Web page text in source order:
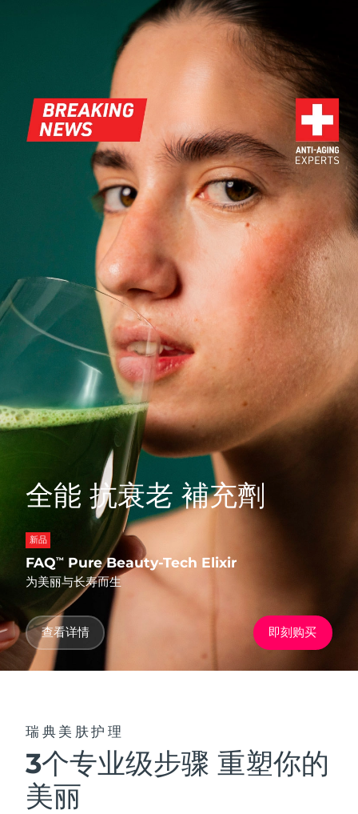
全能 抗衰老 補充劑
新品
FAQ™ Pure Beauty-Tech Elixir
为美丽与长寿而生
查看详情 即刻购买
瑞典美肤护理
3个专业级步骤 重塑你的
美丽
For travel or gym bag
LUNA™ 护肤
Premium cleansers & balm
LUNA™ 设备
All facial cleansing devices
All premium facelift devices
Portable red light therapy
面膜
Rejuvenation & hydration
UFO™ 设备
All deep facial hydration devices
For ages 0-3
issa™ Teeth Whitening Set
Dual LED + sonic device & 18% PAP gel
ISSA™ 设备
All silicone sonic toothbrushes
FAQ™ 103
Luxurious clinical anti-aging set
FAQ™ P1 Primer
Manuka honey primer
FAQ™护肤品
All FAQ™ skincare
FAQ™产品
All anti-aging treatments
FAQ™ 211
Anti-aging neck & décolleté LED mask
FAQ™ 221
Anti-aging LED hand mask
FAQ™护肤品
All FAQ™ skincare
FAQ™产品
All LED treatments
LED hair strengthening scalp massager
FAQ™ Scalp Serum
Scalp recovery probiotic serum
FAQ™护肤品
All FAQ™ skincare
FAQ™产品
All hair treatments
Full-Spectrum Red Light Therapy
FAQ™ 502
Full-Spectrum Red Light Therapy
FAQ™ Red Light Serum
FAQ™ skincare
All FAQ™ skincare
FAQ™ products
All toning treatments
专业治疗
PEACH™ 2 Pro Max
Professional IPL hair removal device
PEACH™ 2
IPL hair removal
PEACH™ 2 go
Travel-friendly IPL hair removal
PEACH™ Cooling Prep Gel
Cooling IPL hair removal gel
身体护理
BEAR™ 2 body
Microcurrent body toning
LUNA™ 4 body
Massaging body brush
SUPERCHARGED™ serum
Firming body serum
痘肌护理
ESPADA™ 2 plus
Recurring acne LED therapy
ESPADA™ 2
Acne treatment device
ESPADA™ Blemish Solution
Concentrated acne gel
ESPADA™ 设备
All acne treatment devices
BEAR™ 2 eyes & lips
Microcurrent line smoothing device
IRIS™ 2
Rejuvenating eye massager
眼部护肤
Advanced eye care treatment
眼部护理设备
All revitalizing eye massagers
毛孔护理
KIWI™ derma
Diamond microdermabrasion .
KIWI™
Blackhead remover
KIWI™ 皮肤护理
Advanced pore care essentials
护发
LUNA™ 4 hair
2-in-1 LED scalp massager
FLIP™ play advanced
LED light hairbrush
LUNA™ Dual-Peptide Scalp
Serum
For healthy hair
牙齿美白
issa™ Teeth Whitening Set
Dual LED + sonic device & 18% PAP gel
issa™ Teeth Whitening Gel
18% PAP
更多的
护肤品
全部购买
FOREO APP
预计送达日期
预计送达日期09/08/2026
预计送达日期 09/08/2026
爱沙尼亚 预计送达日期 09/08/2026
预计送达日期09/08/2026
预计送达日期09/08/2026
法属波利尼西亚 预计送达日期 13/08/2026
德国 预计送达日期09/08/2026
直布罗陀 13/08/2026
希腊 预计送达日期 09/08/2026
中国香港特别行政区 预计送达日期 10/08/2026
匈牙利 预计送达日期09/08/2026
预计送达日期
印度尼西亚 预计送达日期
爱尔兰
马恩岛
以色列 预计送达日期13/08/2026
意大利 预计送达日期09/08/2026
泽西岛
哈萨克斯坦 预计送达日期11/08/2026
科威特